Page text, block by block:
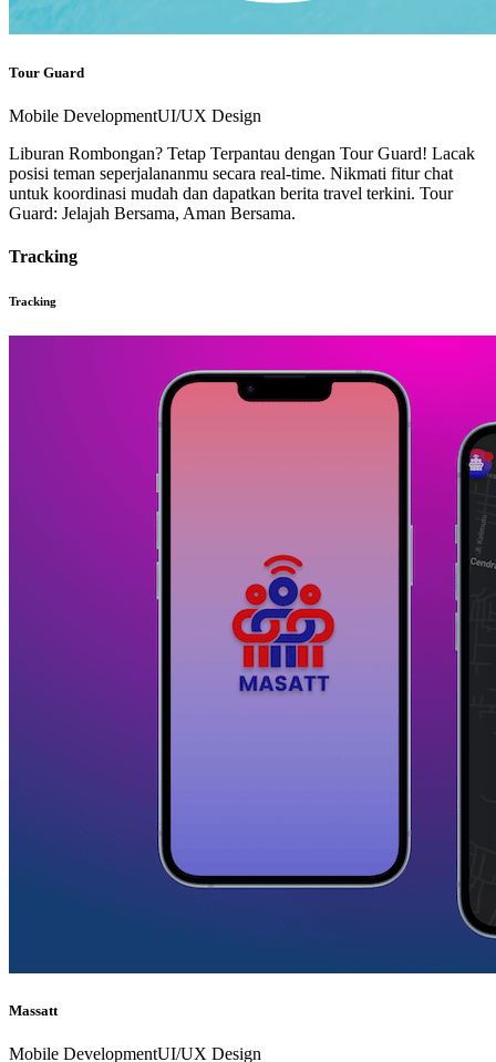
Tour Guard
Mobile DevelopmentUI/UX Design
Liburan Rombongan? Tetap Terpantau dengan Tour Guard! Lacak
posisi teman seperjalananmu secara real-time. Nikmati fitur chat
untuk koordinasi mudah dan dapatkan berita travel terkini. Tour
Guard: Jelajah Bersama, Aman Bersama.
Tracking
Tracking
Massatt
Mobile DevelopmentUI/UX Design